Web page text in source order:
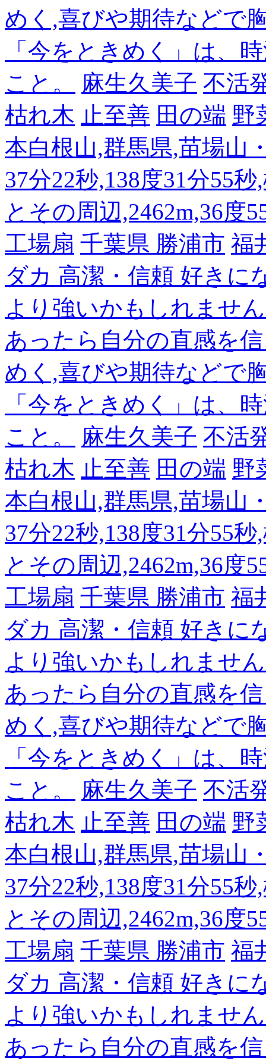
めく,喜びや期待などで
「今をときめく」は、
こと。
麻生久美子 不活
枯れ木 止至善 田の端 野
本白根山,群馬県,苗場山
37分22秒,138度31分55秒
とその周辺,2462m,36度
工場扇 千葉県 勝浦市 福
ダカ 高潔・信頼 好きに
より強いかもしれませ
あったら自分の直感を
めく,喜びや期待などで
「今をときめく」は、
こと。
麻生久美子 不活
枯れ木 止至善 田の端 野
本白根山,群馬県,苗場山
37分22秒,138度31分55秒
とその周辺,2462m,36度
工場扇 千葉県 勝浦市 福
ダカ 高潔・信頼 好きに
より強いかもしれませ
あったら自分の直感を
めく,喜びや期待などで
「今をときめく」は、
こと。
麻生久美子 不活
枯れ木 止至善 田の端 野
本白根山,群馬県,苗場山
37分22秒,138度31分55秒
とその周辺,2462m,36度
工場扇 千葉県 勝浦市 福
ダカ 高潔・信頼 好きに
より強いかもしれませ
あったら自分の直感を